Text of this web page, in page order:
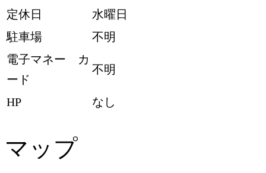
定休日
水曜日
駐車場
不明
電子マネー カ
ード
不明
HP なし
マップ